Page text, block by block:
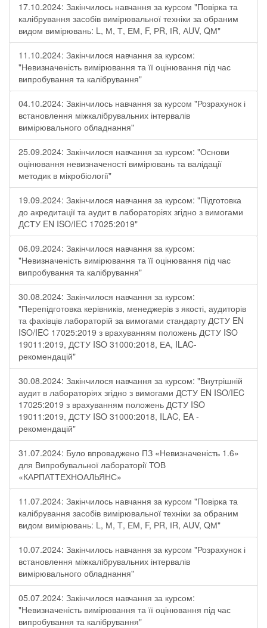
17.10.2024: Закінчилось навчання за курсом "Повірка та
калібрування засобів вимірювальної техніки за обраним
видом вимірювань: L, М, Т, ЕМ, F, РR, ІR, АUV, QМ"
11.10.2024: Закінчилося навчання за курсом:
"Невизначеність вимірювання та її оцінювання під час
випробування та калібрування"
04.10.2024: Закінчилось навчання за курсом "Розрахунок і
встановлення міжкалібрувальних інтервалів
вимірювального обладнання"
25.09.2024: Закінчилося навчання за курсом: "Основи
оцінювання невизначеності вимірювань та валідації
методик в мікробіології"
19.09.2024: Закінчилося навчання за курсом: "Підготовка
до акредитації та аудит в лабораторіях згідно з вимогами
ДСТУ EN ISO/IEC 17025:2019"
06.09.2024: Закінчилося навчання за курсом:
"Невизначеність вимірювання та її оцінювання під час
випробування та калібрування"
30.08.2024: Закінчилося навчання за курсом:
"Перепідготовка керівників, менеджерів з якості, аудиторів
та фахівців лабораторій за вимогами стандарту ДСТУ EN
ISO/IEC 17025:2019 з врахуванням положень ДСТУ ISO
19011:2019, ДСТУ ISO 31000:2018, ЕА, ILAC-
рекомендацій"
30.08.2024: Закінчилося навчання за курсом: "Внутрішній
аудит в лабораторіях згідно з вимогами ДСТУ EN ISO/IEC
17025:2019 з врахуванням положень ДСТУ ISO
19011:2019, ДСТУ ISO 31000:2018, ILAC, EA -
рекомендацій"
31.07.2024: Було впроваджено ПЗ «Невизначеність 1.6»
для Випробувальної лабораторії ТОВ
«КАРПАТТЕХНОАЛЬЯНС»
11.07.2024: Закінчилось навчання за курсом "Повірка та
калібрування засобів вимірювальної техніки за обраним
видом вимірювань: L, М, Т, ЕМ, F, РR, ІR, АUV, QМ"
10.07.2024: Закінчилось навчання за курсом "Розрахунок і
встановлення міжкалібрувальних інтервалів
вимірювального обладнання"
05.07.2024: Закінчилося навчання за курсом:
"Невизначеність вимірювання та її оцінювання під час
випробування та калібрування"